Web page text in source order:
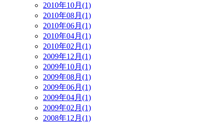
2010年10月(1)
2010年08月(1)
2010年06月(1)
2010年04月(1)
2010年02月(1)
2009年12月(1)
2009年10月(1)
2009年08月(1)
2009年06月(1)
2009年04月(1)
2009年02月(1)
2008年12月(1)